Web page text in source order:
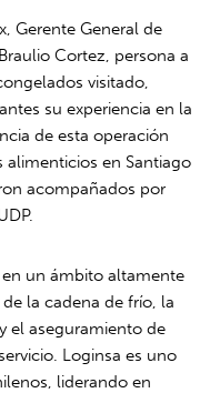
Gerente General de
Cortez, persona a
visitado,
su experiencia en la
de esta operación
en Santiago
acompañados por
un ámbito altamente
la cadena de frío, la
el aseguramiento de
Loginsa es uno
liderando en